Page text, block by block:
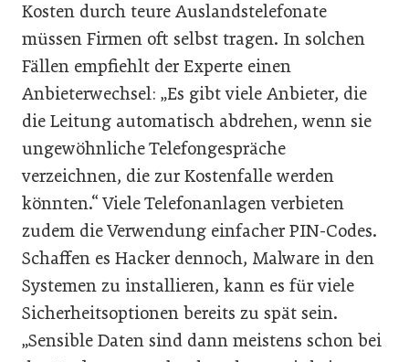
Kosten durch teure Auslandstelefonate
müssen Firmen oft selbst tragen. In solchen
Fällen empfiehlt der Experte einen
Anbieterwechsel: „Es gibt viele Anbieter, die
die Leitung automatisch abdrehen, wenn sie
ungewöhnliche Telefongespräche
verzeichnen, die zur Kostenfalle werden
könnten.“ Viele Telefonanlagen verbieten
zudem die Verwendung einfacher PIN-Codes.
Schaffen es Hacker dennoch, Malware in den
Systemen zu installieren, kann es für viele
Sicherheitsoptionen bereits zu spät sein.
„Sensible Daten sind dann meistens schon bei